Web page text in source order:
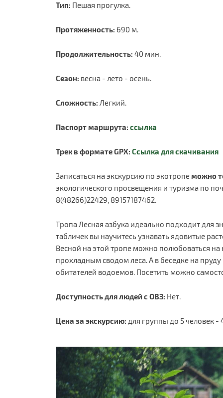
Тип: Пешая прогулка.
Протяженность: 690 м.
Продолжительность: 40 мин.
Сезон: весна - лето - осень.
Сложность: Легкий.
Паспорт маршрута: ссылка
Трек в формате GPX: Ссылка для скачивания
Записаться на экскурсию по экотропеможно
экологического просвещения и туризма по
8(48266)22429, 89157187462.
Тропа Лесная азбука идеально подходит
табличек вы научитесь узнавать ядовитые
Весной на этой тропе можно полюбоваться
прохладным сводом леса. А в беседке на
обитателей водоемов. Посетить можно
Доступность для людей с ОВЗ: Нет.
Цена за экскурсию: для группы до 5 человек